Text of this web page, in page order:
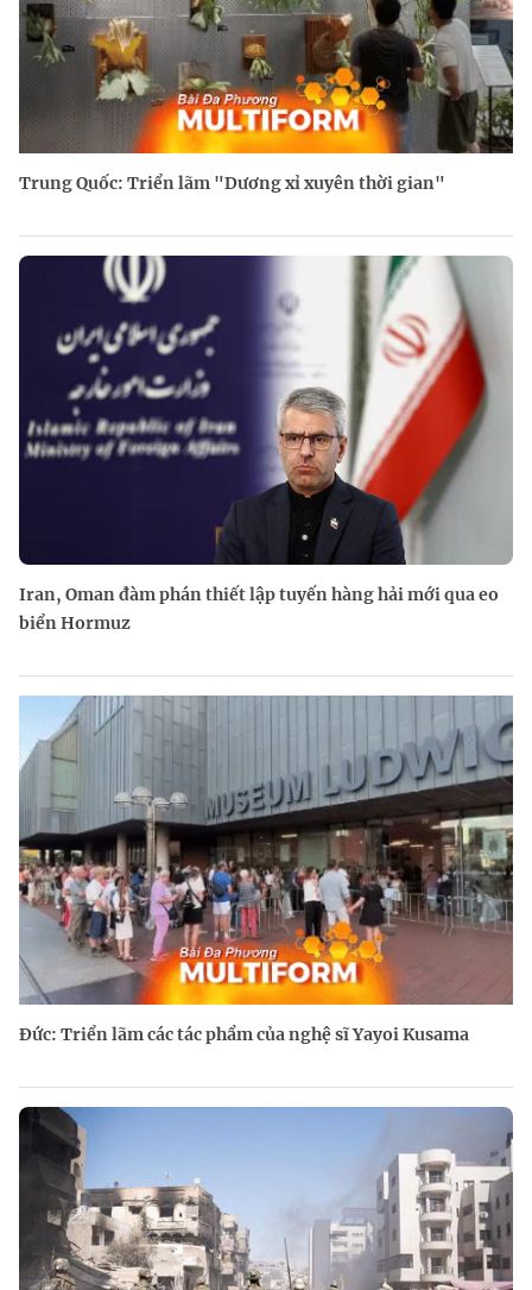
Trung Quốc: Triển lãm "Dương xỉ xuyên thời gian"
Iran, Oman đàm phán thiết lập tuyến hàng hải mới qua eo
biển Hormuz
Đức: Triển lãm các tác phẩm của nghệ sĩ Yayoi Kusama